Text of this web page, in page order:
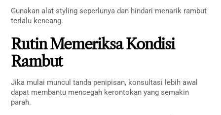
Gunakan alat styling seperlunya dan hindari menarik rambut
terlalu kencang.
Rutin Memeriksa Kondisi
Rambut
Jika mulai muncul tanda penipisan, konsultasi lebih awal
dapat membantu mencegah kerontokan yang semakin
parah.